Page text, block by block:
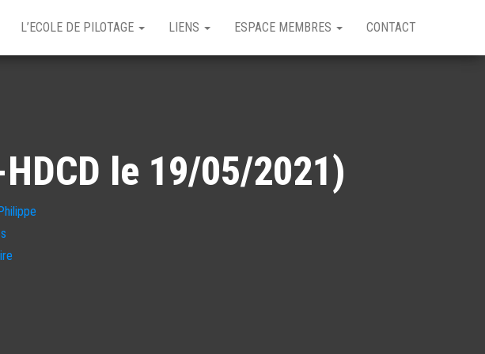
L’ECOLE DE PILOTAGE LIENS ESPACE MEMBRES CONTACT
le 19/05/2021)